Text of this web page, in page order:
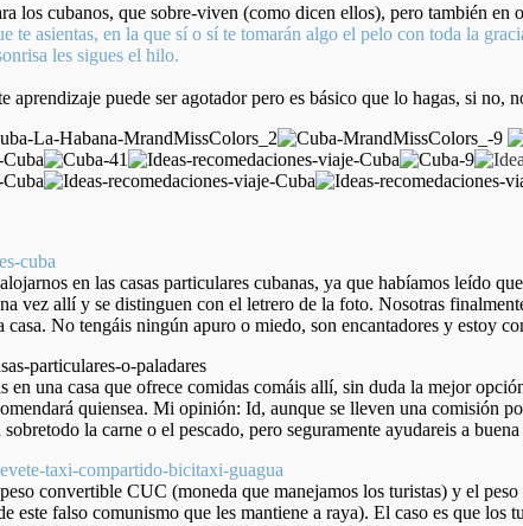
los cubanos, que sobre-viven (como dicen ellos), pero también en
te asientas, en la que sí o sí te tomarán algo el pelo con toda la
les sigues el hilo.
aprendizaje puede ser agotador pero es básico que lo hagas, si
en las casas particulares cubanas, ya que habíamos leído
vez allí y se distinguen con el letrero de la foto. Nosotras
casa. No tengáis ningún apuro o miedo, son encantadores y estoy
en una casa que ofrece comidas comáis allí, sin duda la mejor
quiensea. Mi opinión: Id, aunque se lleven una comisión
la carne o el pescado, pero seguramente ayudareis a
convertible CUC (moneda que manejamos los turistas) y el
este falso comunismo que les mantiene a raya). El caso es que